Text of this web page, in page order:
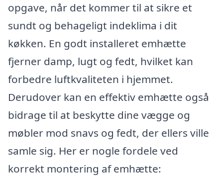
opgave, når det kommer til at sikre et
sundt og behageligt indeklima i dit
køkken. En godt installeret emhætte
fjerner damp, lugt og fedt, hvilket kan
forbedre luftkvaliteten i hjemmet.
Derudover kan en effektiv emhætte også
bidrage til at beskytte dine vægge og
møbler mod snavs og fedt, der ellers ville
samle sig. Her er nogle fordele ved
korrekt montering af emhætte: